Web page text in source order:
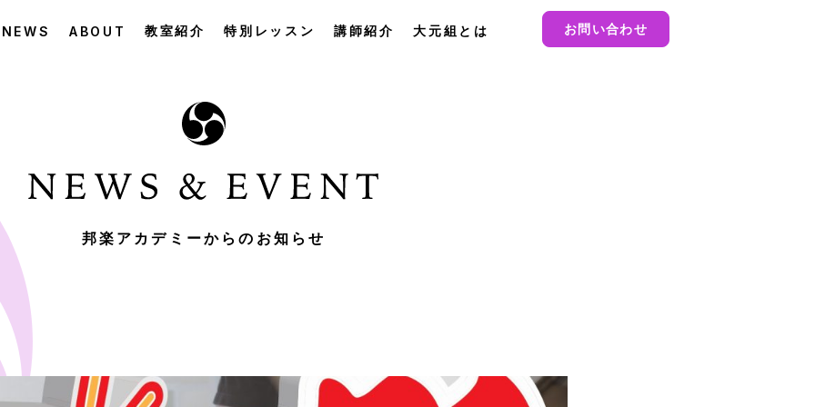
NEWS ABOUT 教室紹介 特別レッスン 講師紹介 大元組とは お問い合わせ
邦楽アカデミーからのお知らせ